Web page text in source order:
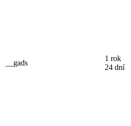
__gads
1 rok
24 dní